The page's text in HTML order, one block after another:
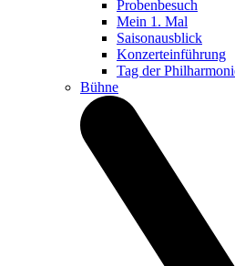
Probenbesuch
Mein 1. Mal
Saisonausblick
Konzerteinführung
Tag der
Bühne